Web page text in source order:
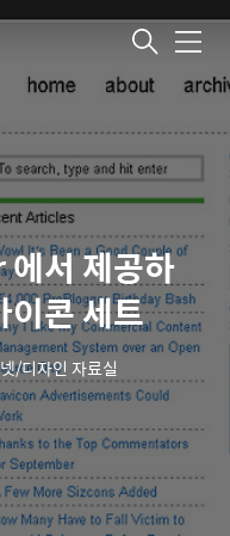
메
뉴
서 제공하
이콘 세트
/디자인 자료실